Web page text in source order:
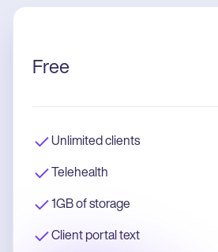
Free
Unlimited clients
Telehealth
1GB of storage
Client portal text